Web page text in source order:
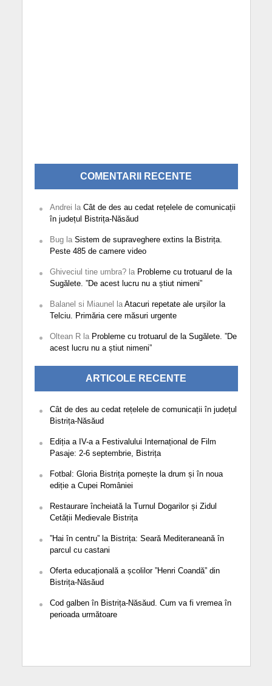
COMENTARII RECENTE
Andrei la Cât de des au cedat rețelele de comunicații
în județul Bistrița-Năsăud
Bugla Sistem de supraveghere extins la Bistrița.
Peste 485 de camere video
Ghiveciul tine umbra?la Probleme cu trotuarul de la
Sugălete. ”De acest lucru nu a știut nimeni”
Balanel si Miaunel la Atacuri repetate ale urșilor la
Telciu. Primăria cere măsuri urgente
Oltean Rla Probleme cu trotuarul de la Sugălete. ”De
acest lucru nu a știut nimeni”
ARTICOLE RECENTE
Cât de des au cedat rețelele de comunicații în județul
Bistrița-Năsăud
Ediția a IV-a a Festivalului Internațional de Film
Pasaje: 2-6 septembrie, Bistrița
Fotbal: Gloria Bistrița pornește la drum și în noua
ediție a Cupei României
Restaurare încheiată la Turnul Dogarilor și Zidul
Cetății Medievale Bistrița
”Hai în centru” la Bistrița: Seară Mediteraneană în
parcul cu castani
Oferta educațională a școlilor ”Henri Coandă” din
Bistrița-Năsăud
Cod galben în Bistrița-Năsăud. Cum va fi vremea în
perioada următoare